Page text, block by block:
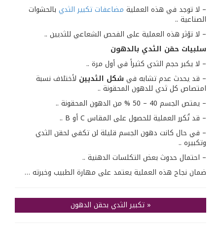
– لا توجد في هذه العملية مضاعفات تكبير الثدي بالحشوات
الصناعية ..
– لا تؤثر هذه العملية على الفحص الشعاعي للثديين ..
سلبيات حقن الثدي بالدهون
– لا يكبر حجم الثدي كثيراً في أول مرة ..
– قد يحدث عدم تشابه في شكل الثديين لأختلاف نسبة
امتصاص كل ثدي للدهون المحقونة ..
– يمتص الجسم 40 – 50 % من الدهون المحقونة ..
– قد تُكرر العملية للحصول على المقاس C أو B ..
– في حال كانت دهون الجسم قليلة لن تكفي لحقن الثدي
وتكبيره ..
– احتمال حدوث بعض التكلسات الدهنية ..
ضمان نجاح هذه العملية يعتمد على مهارة الطبيب وخبرته …
«تكبير الثدي بحقن الدهون